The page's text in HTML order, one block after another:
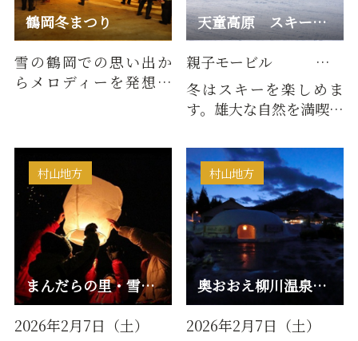
鶴岡冬まつり
雪の鶴岡での思い出か
らメロディーを発想し
天童高原 スキー場 / キャンプ場
親子モービル 12月下旬から開催予定 （土日祝営業） チューブスライダー 1月中旬から開催予定 （土日祝営業）
冬はスキーを楽しめま
す。雄大な自然を満喫し
時には鳥海山などの美
しい山…
まんだらの里・雪の芸術祭
村山地方
2026年2月7日（土）
奥おおえ柳川温泉雪まつり
村山地方
2026年2月7日（土）